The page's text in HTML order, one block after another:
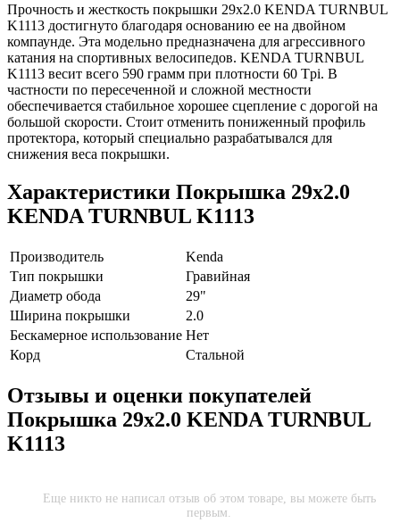
Прочность и жесткость покрышки 29x2.0 KENDA TURNBUL
K1113 достигнуто благодаря основанию ее на двойном
компаунде. Эта модельно предназначена для агрессивного
катания на спортивных велосипедов. KENDA TURNBUL
K1113 весит всего 590 грамм при плотности 60 Tpi. В
частности по пересеченной и сложной местности
обеспечивается стабильное хорошее сцепление с дорогой на
большой скорости. Стоит отменить пониженный профиль
протектора, который специально разрабатывался для
снижения веса покрышки.
Характеристики Покрышка 29x2.0
KENDA TURNBUL K1113
Производитель
Kenda
Тип покрышки
Гравийная
Диаметр обода
29"
Ширина покрышки
2.0
Бескамерное использование Нет
Корд
Стальной
Отзывы и оценки покупателей
Покрышка 29x2.0 KENDA TURNBUL
K1113
Еще никто не написал отзыв об этом товаре, вы можете быть
первым.